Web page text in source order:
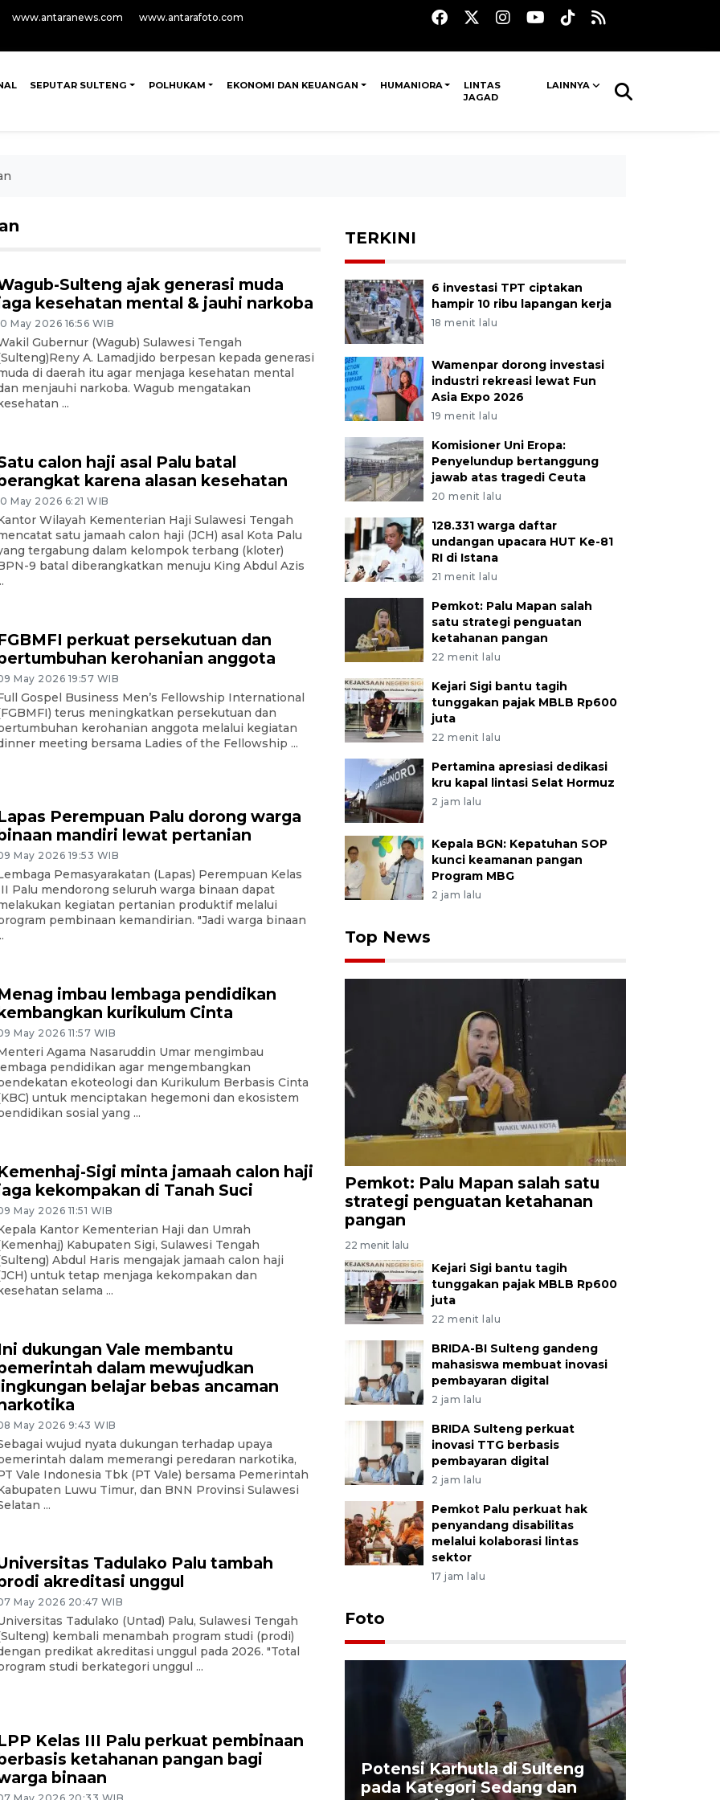
www.antaranews.com www.antarafoto.com
SEPUTAR SULTENG POLHUKAM EKONOMI DAN KEUANGAN HUMANIORA
LINTAS
JAGAD
LAINNYA
Sulteng ajak generasi muda
kesehatan mental & jauhi narkoba
May 2026 16:56 WIB
Gubernur (Wagub) Sulawesi Tengah
A. Lamadjido berpesan kepada generasi
di daerah itu agar menjaga kesehatan mental
menjauhi narkoba. Wagub mengatakan
...
calon haji asal Palu batal
karena alasan kesehatan
May 2026 6:21 WIB
Wilayah Kementerian Haji Sulawesi Tengah
satu jamaah calon haji (JCH) asal Kota Palu
tergabung dalam kelompok terbang (kloter)
9 batal diberangkatkan menuju King Abdul Azis
perkuat persekutuan dan
kerohanian anggota
May 2026 19:57 WIB
Gospel Business Men’s Fellowship International
terus meningkatkan persekutuan dan
kerohanian anggota melalui kegiatan
meeting bersama Ladies of the Fellowship ...
Perempuan Palu dorong warga
mandiri lewat pertanian
May 2026 19:53 WIB
Pemasyarakatan (Lapas) Perempuan Kelas
Palu mendorong seluruh warga binaan dapat
kegiatan pertanian produktif melalui
pembinaan kemandirian. "Jadi warga binaan
imbau lembaga pendidikan
kurikulum Cinta
May 2026 11:57 WIB
Agama Nasaruddin Umar mengimbau
pendidikan agar mengembangkan
ekoteologi dan Kurikulum Berbasis Cinta
untuk menciptakan hegemoni dan ekosistem
sosial yang ...
Sigi minta jamaah calon haji
kekompakan di Tanah Suci
May 2026 11:51 WIB
Kantor Kementerian Haji dan Umrah
Kabupaten Sigi, Sulawesi Tengah
Abdul Haris mengajak jamaah calon haji
untuk tetap menjaga kekompakan dan
selama ...
dukungan Vale membantu
dalam mewujudkan
belajar bebas ancaman
May 2026 9:43 WIB
wujud nyata dukungan terhadap upaya
dalam memerangi peredaran narkotika,
Vale Indonesia Tbk (PT Vale) bersama Pemerintah
Luwu Timur, dan BNN Provinsi Sulawesi
...
Tadulako Palu tambah
akreditasi unggul
May 2026 20:47 WIB
Tadulako (Untad) Palu, Sulawesi Tengah
kembali menambah program studi (prodi)
predikat akreditasi unggul pada 2026. "Total
studi berkategori unggul ...
Kelas III Palu perkuat pembinaan
ketahanan pangan bagi
binaan
TERKINI
6 investasi TPT ciptakan
hampir 10 ribu lapangan kerja
18 menit lalu
Wamenpar dorong investasi
industri rekreasi lewat Fun
Asia Expo 2026
19 menit lalu
Komisioner Uni Eropa:
Penyelundup bertanggung
jawab atas tragedi Ceuta
20 menit lalu
128.331 warga daftar
undangan upacara HUT Ke-81
RI di Istana
21 menit lalu
Pemkot: Palu Mapan salah
satu strategi penguatan
ketahanan pangan
22 menit lalu
Kejari Sigi bantu tagih
tunggakan pajak MBLB Rp600
juta
22 menit lalu
Pertamina apresiasi dedikasi
kru kapal lintasi Selat Hormuz
2 jam lalu
Kepala BGN: Kepatuhan SOP
kunci keamanan pangan
Program MBG
2 jam lalu
Top News
Pemkot: Palu Mapan salah satu
strategi penguatan ketahanan
pangan
22 menit lalu
Kejari Sigi bantu tagih
tunggakan pajak MBLB Rp600
juta
22 menit lalu
BRIDA-BI Sulteng gandeng
mahasiswa membuat inovasi
pembayaran digital
2 jam lalu
BRIDA Sulteng perkuat
inovasi TTG berbasis
pembayaran digital
2 jam lalu
Pemkot Palu perkuat hak
penyandang disabilitas
melalui kolaborasi lintas
sektor
17 jam lalu
Foto
Layanan pembuatan SIM Baru
Potensi Karhutla di Sulteng
pada Kategori Sedang dan